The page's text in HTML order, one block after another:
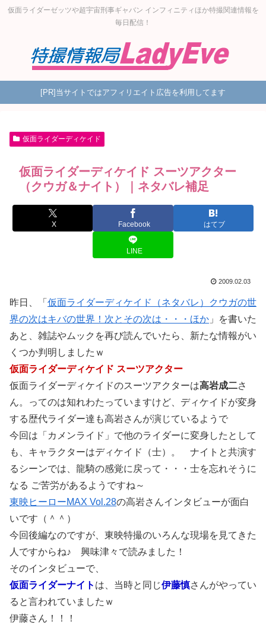
仮面ライダーゼッツや超宇宙刑事ギャバン インフィニティほか特撮関連情報を
毎日配信！
[PR]当サイトではアフィリエイト広告を利用してます
仮面ライダーディケイド
仮面ライダーディケイド スーツアクター
（クウガ＆ナイト）｜ネタバレ補足
X Facebook はてブ
LINE
2009.02.03
昨日、「 仮面ライダーディケイド（ネタバレ）クウガの世
界の次はキバの世界！次とその次は・・・ほか 」を書いた
あと、雑誌やムックを再び読んでいたら、新たな情報がい
くつか判明しましたｗ
仮面ライダーディケイド スーツアクター
仮面ライダーディケイドのスーツアクターは高岩成二さ
ん。ってのは知れわたっていますけど、ディケイドが変身
する歴代ライダー達も高岩さんが演じているようで
今回は「カメンライド」で他のライダーに変身したとして
も、キャラクターはディケイド（士）。 ナイトと共演す
るシーンでは、龍騎の感覚に戻って・・・士を忘れそうに
なる ご苦労があるようですね～
東映ヒーローMAX Vol.28の高岩さんインタビューが面白
いです（＾＾）
今回後編なのですが、東映特撮のいろんな現場を見てきた
人ですからね♪ 興味津々で読みました！
そのインタビューで、
仮面ライダーナイト は、当時と同じ伊藤慎さんがやってい
ると言われていましたｗ
伊藤さん！！！